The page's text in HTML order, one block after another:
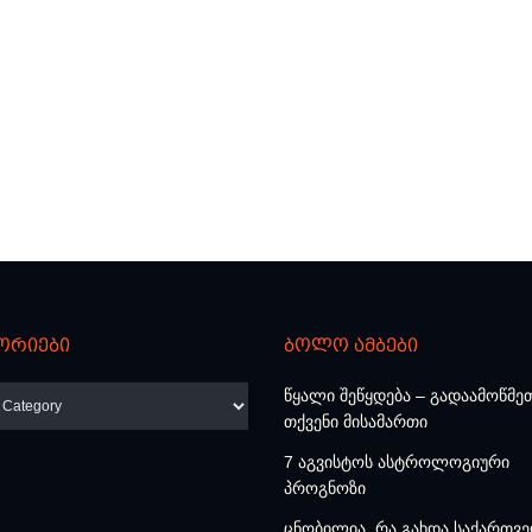
ბოლო ამბები
წყალი შეწყდება –
თქვენი მისამართი
7 აგვისტოს ასტროლოგიური
პროგნოზი
ცნობილია, რა გახდა